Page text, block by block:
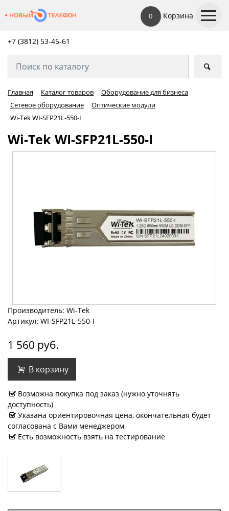
0 Корзина
+7 (3812) 53-45-61
Главная Каталог товаров
Оборудование для бизнеса
Сетевое оборудование
Оптические модули
Wi-Tek WI-SFP21L-550-I
Wi-Tek WI-SFP21L-550-I
Производитель: Wi-Tek
Артикул: WI-SFP21L-550-I
1 560 руб.
В корзину
Возможна покупка под заказ (нужно уточнять
доступность)
Указана ориентировочная цена, окончательная будет
согласована с Вами менеджером
Есть возможность взять на тестирование